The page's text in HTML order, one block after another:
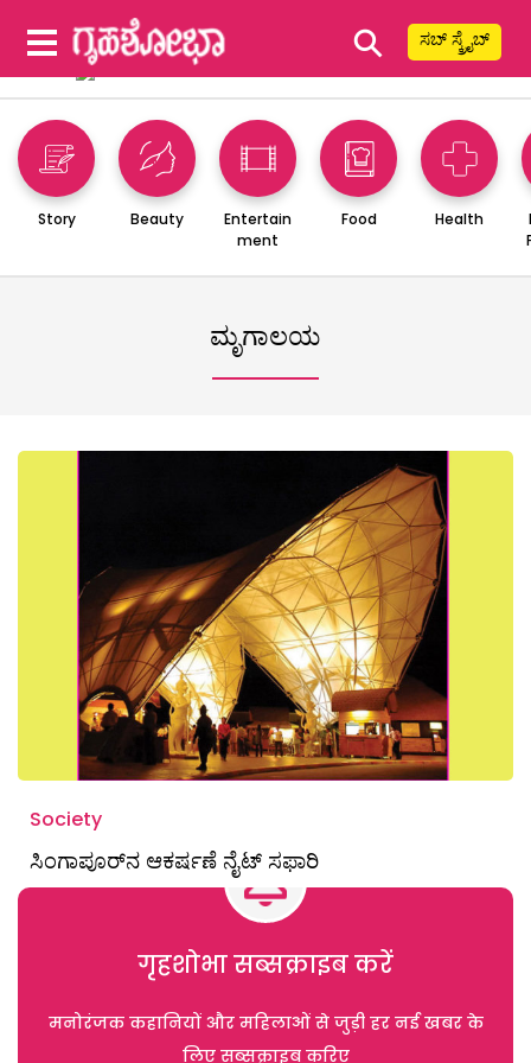
⚲ ಸಬ್ ಸ್ಕ್ರೈಬ್
Story Beauty
Entertain
ment
Food Health
ಮೃಗಾಲಯ
Society
ಸಿಂಗಾಪೂರ್‌ನ ಆಕರ್ಷಣೆ ನೈಟ್‌ ಸಫಾರಿ
गृहशोभा सब्सक्राइब करें
मनोरंजक कहानियों और महिलाओं से जुड़ी हर नई खबर के
लिए सब्सक्राइब करिए